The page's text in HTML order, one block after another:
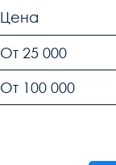
Цена
От 25 000
От 100 000